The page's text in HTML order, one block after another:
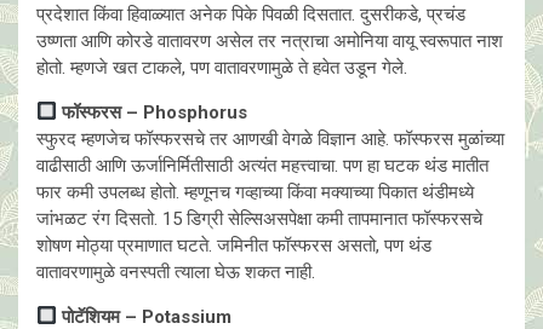
प्रदेशात किंवा हिवाळ्यात अनेक पिके पिवळी दिसतात. दुसरीकडे, प्रचंड
उष्णता आणि कोरडे वातावरण असेल तर नत्राचा अमोनिया वायू स्वरूपात नाश
होतो. म्हणजे खत टाकले, पण वातावरणामुळे ते हवेत उडून गेले.
फॉस्फरस – Phosphorus
स्फुरद म्हणजेच फॉस्फरसचे तर आणखी वेगळे विज्ञान आहे. फॉस्फरस मुळांच्या
वाढीसाठी आणि ऊर्जानिर्मितीसाठी अत्यंत महत्त्वाचा. पण हा घटक थंड मातीत
फार कमी उपलब्ध होतो. म्हणूनच गव्हाच्या किंवा मक्याच्या पिकात थंडीमध्ये
जांभळट रंग दिसतो. 15 डिग्री सेल्सिअसपेक्षा कमी तापमानात फॉस्फरसचे
शोषण मोठ्या प्रमाणात घटते. जमिनीत फॉस्फरस असतो, पण थंड
वातावरणामुळे वनस्पती त्याला घेऊ शकत नाही.
पोटॅशियम – Potassium